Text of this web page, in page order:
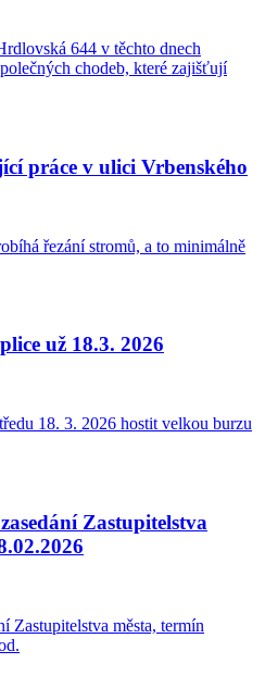
644 v těchto dnech
chodeb, které zajišťují
práce v ulici Vrbenského
řezání stromů, a to minimálně
už 18.3. 2026
18. 3. 2026 hostit velkou burzu
Zastupitelstva
Zastupitelstva města, termín